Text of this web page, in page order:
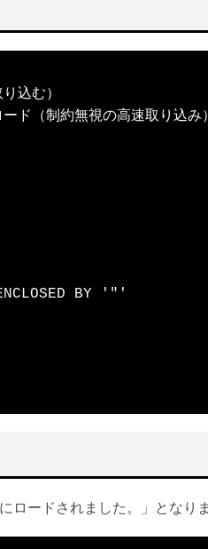
込む）
（制約無視の高速取り込み）
BY '"'
ロードされました。」となりま